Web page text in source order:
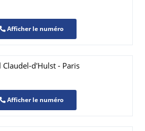
Afficher le numéro
Claudel-d'Hulst - Paris
Afficher le numéro